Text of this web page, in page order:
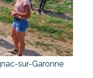
sur-Garonne